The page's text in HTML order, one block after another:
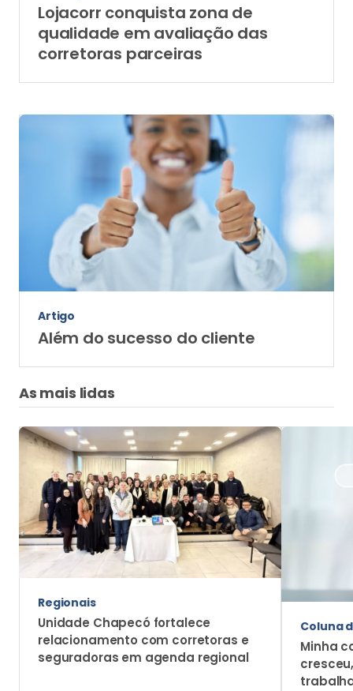
Lojacorr conquista zona de
qualidade em avaliação das
corretoras parceiras
Artigo
Além do sucesso do cliente
As mais lidas
Regionais
Unidade Chapecó fortalece
relacionamento com corretoras e
seguradoras em agenda regional
Coluna
Minha